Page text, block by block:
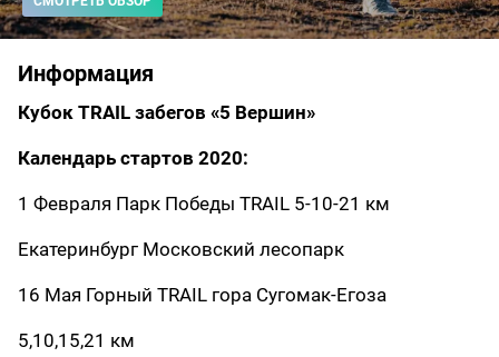
Информация
Кубок TRAIL забегов «5 Вершин»
Календарь стартов 2020:
1 Февраля Парк Победы TRAIL 5-10-21 км
Екатеринбург Московский лесопарк
16 Мая Горный TRAIL гора Сугомак-Егоза
5,10,15,21 км